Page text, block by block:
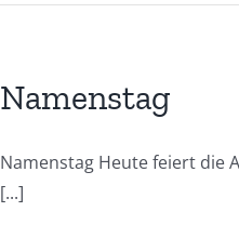
Namenstag
Namenstag Heute feiert die
[...]